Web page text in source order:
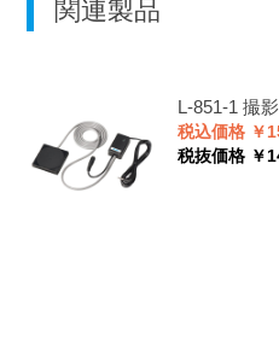
関連製品
L-851-1 撮
税込価格 ￥
税抜価格 ￥